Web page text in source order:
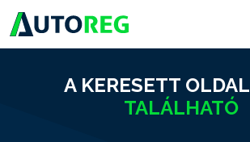
A KERESETT OLDAL
TALÁLHATÓ